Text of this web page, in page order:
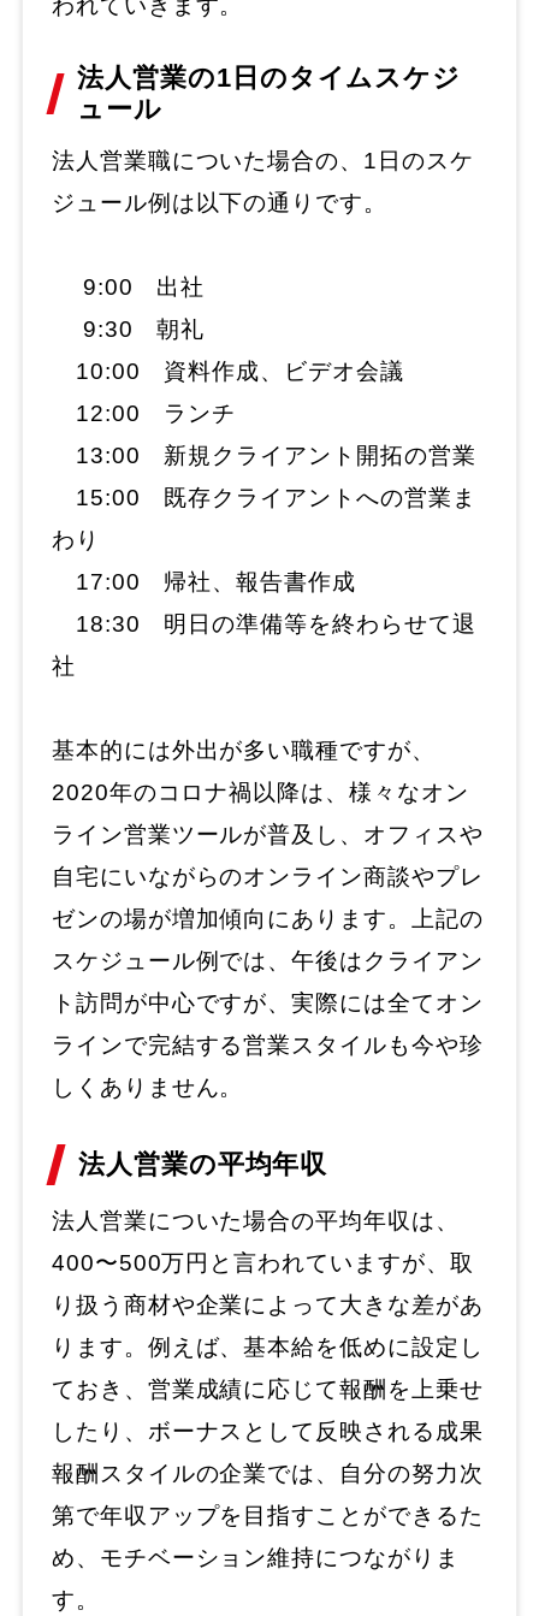
われていきます。
法人営業の1日のタイムスケジ
ュール
法人営業職についた場合の、1日のスケ
ジュール例は以下の通りです。
9:00 出社
9:30 朝礼
10:00 資料作成、ビデオ会議
12:00 ランチ
13:00 新規クライアント開拓の営業
15:00 既存クライアントへの営業ま
わり
17:00 帰社、報告書作成
18:30 明日の準備等を終わらせて退
社
基本的には外出が多い職種ですが、
2020年のコロナ禍以降は、様々なオン
ライン営業ツールが普及し、オフィスや
自宅にいながらのオンライン商談やプレ
ゼンの場が増加傾向にあります。上記の
スケジュール例では、午後はクライアン
ト訪問が中心ですが、実際には全てオン
ラインで完結する営業スタイルも今や珍
しくありません。
法人営業の平均年収
法人営業についた場合の平均年収は、
400〜500万円と言われていますが、取
り扱う商材や企業によって大きな差があ
ります。例えば、基本給を低めに設定し
ておき、営業成績に応じて報酬を上乗せ
したり、ボーナスとして反映される成果
報酬スタイルの企業では、自分の努力次
第で年収アップを目指すことができるた
め、モチベーション維持につながりま
す。